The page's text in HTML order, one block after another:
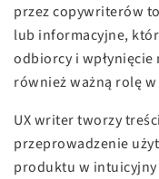
przez copywriterów
lub informacyjne,
odbiorcy i wpłynięcie
również ważną rolę
UX writer tworzy
przeprowadzenie
produktu w